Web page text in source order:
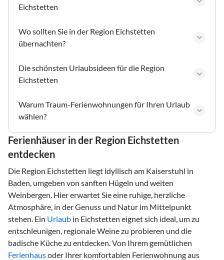
Eichstetten
Wo sollten Sie in der Region Eichstetten
übernachten?
Die schönsten Urlaubsideen für die Region
Eichstetten
Warum Traum-Ferienwohnungen für Ihren Urlaub
wählen?
Ferienhäuser in der Region Eichstetten
entdecken
Die Region Eichstetten liegt idyllisch am Kaiserstuhl in
Baden, umgeben von sanften Hügeln und weiten
Weinbergen. Hier erwartet Sie eine ruhige, herzliche
Atmosphäre, in der Genuss und Natur im Mittelpunkt
stehen. Ein Urlaub in Eichstetten eignet sich ideal, um zu
entschleunigen, regionale Weine zu probieren und die
badische Küche zu entdecken. Von Ihrem gemütlichen
Ferienhausoder Ihrer komfortablen Ferienwohnung aus